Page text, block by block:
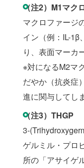
（注2）M1マク
マクロファージ
イン（例：IL-1β
り、表面マーカ
※対になるM2マ
だやか（抗炎症
進に関与してし
（注3）THGP
3-
ゲルミル・プロ
所の「アサイゲ